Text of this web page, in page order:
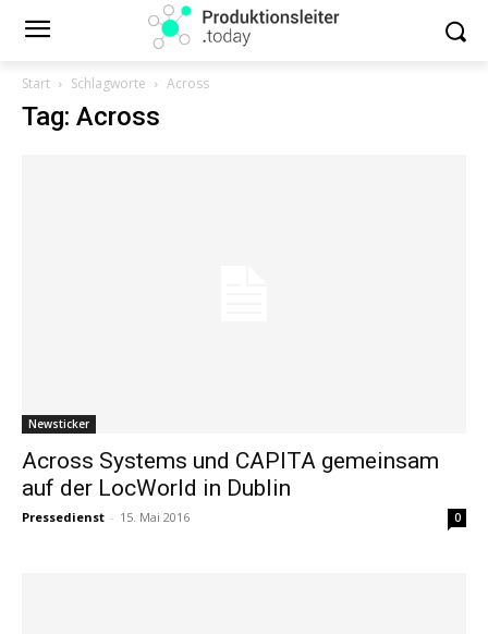
Start Schlagworte Across
Tag: Across
Newsticker
Across Systems und CAPITA gemeinsam
auf der LocWorld in Dublin
Pressedienst - 15. Mai 2016 0